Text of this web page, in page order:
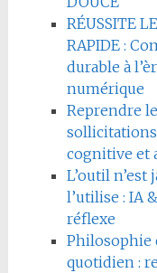
RÉUSSITE
RAPIDE :
durable à
numérique
Reprendre
cognitive et
L’outil
l’utilise : IA
réflexe
Philosophie
quotidien :